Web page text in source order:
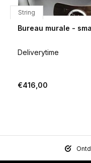
String
Bureau murale -
Deliverytime
€416,00